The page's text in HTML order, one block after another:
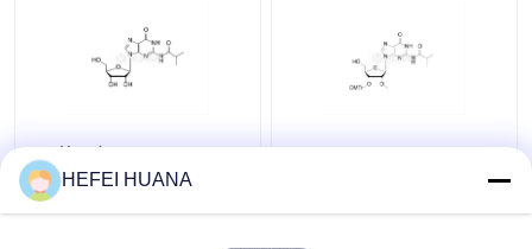
rG ((iBu)
3'-O-DMTr-2'-O-Me-rG
HEFEI HUANA